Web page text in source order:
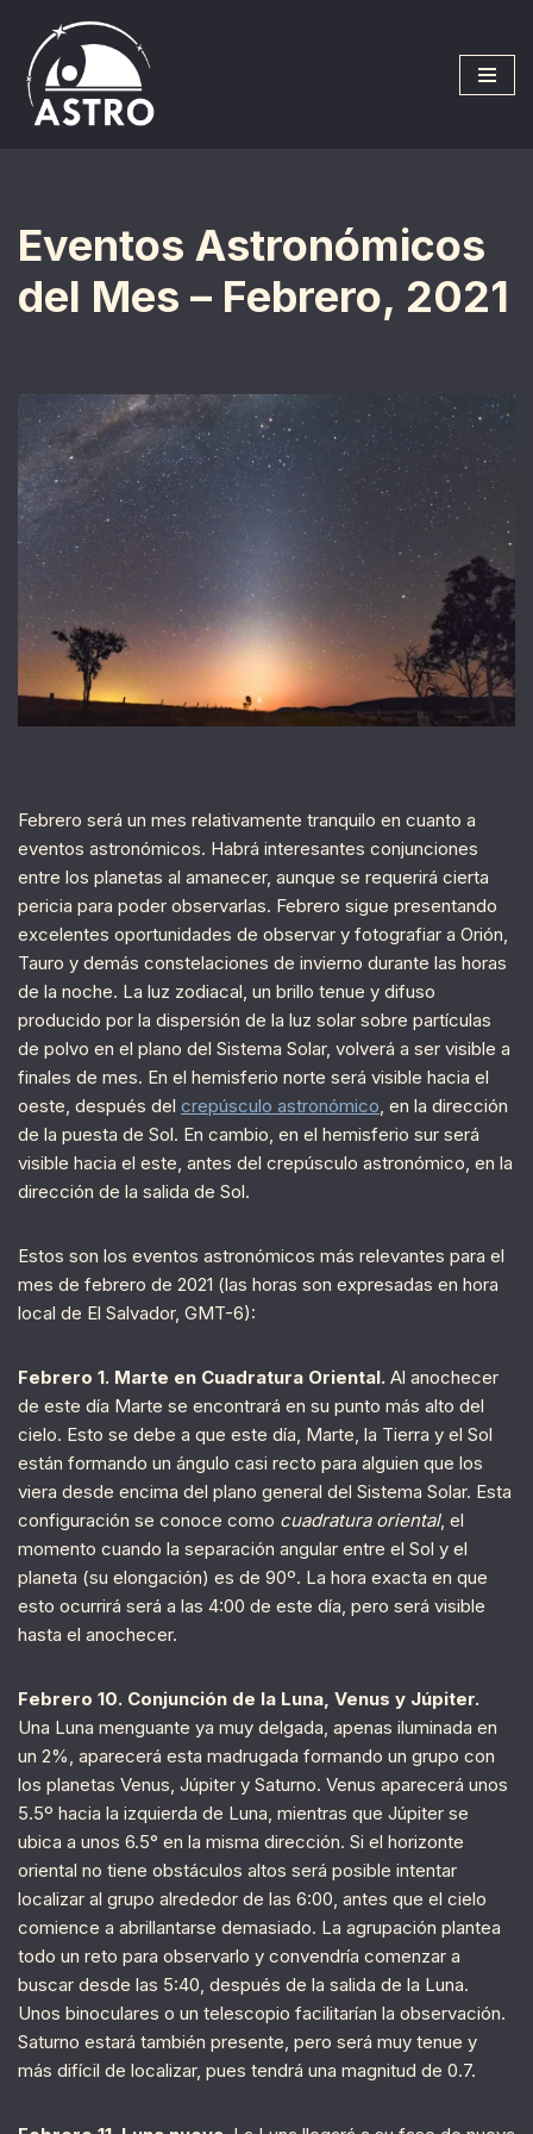
Saltar
al
contenido
Eventos Astronómicos
del Mes – Febrero, 2021
Febrero será un mes relativamente tranquilo en cuanto a
eventos astronómicos. Habrá interesantes conjunciones
entre los planetas al amanecer, aunque se requerirá cierta
pericia para poder observarlas. Febrero sigue presentando
excelentes oportunidades de observar y fotografiar a Orión,
Tauro y demás constelaciones de invierno durante las horas
de la noche. La luz zodiacal, un brillo tenue y difuso
producido por la dispersión de la luz solar sobre partículas
de polvo en el plano del Sistema Solar, volverá a ser visible a
finales de mes. En el hemisferio norte será visible hacia el
oeste, después del crepúsculo astronómico, en la dirección
de la puesta de Sol. En cambio, en el hemisferio sur será
visible hacia el este, antes del crepúsculo astronómico, en la
dirección de la salida de Sol.
Estos son los eventos astronómicos más relevantes para el
mes de febrero de 2021 (las horas son expresadas en hora
local de El Salvador, GMT-6):
Febrero 1. Marte en Cuadratura Oriental. Al anochecer
de este día Marte se encontrará en su punto más alto del
cielo. Esto se debe a que este día, Marte, la Tierra y el Sol
están formando un ángulo casi recto para alguien que los
viera desde encima del plano general del Sistema Solar. Esta
configuración se conoce como cuadratura oriental, el
momento cuando la separación angular entre el Sol y el
planeta (su elongación) es de 90º. La hora exacta en que
esto ocurrirá será a las 4:00 de este día, pero será visible
hasta el anochecer.
Febrero 10. Conjunción de la Luna, Venus y Júpiter.
Una Luna menguante ya muy delgada, apenas iluminada en
un 2%, aparecerá esta madrugada formando un grupo con
los planetas Venus, Júpiter y Saturno. Venus aparecerá unos
5.5º hacia la izquierda de Luna, mientras que Júpiter se
ubica a unos 6.5° en la misma dirección. Si el horizonte
oriental no tiene obstáculos altos será posible intentar
localizar al grupo alrededor de las 6:00, antes que el cielo
comience a abrillantarse demasiado. La agrupación plantea
todo un reto para observarlo y convendría comenzar a
buscar desde las 5:40, después de la salida de la Luna.
Unos binoculares o un telescopio facilitarían la observación.
Saturno estará también presente, pero será muy tenue y
más difícil de localizar, pues tendrá una magnitud de 0.7.